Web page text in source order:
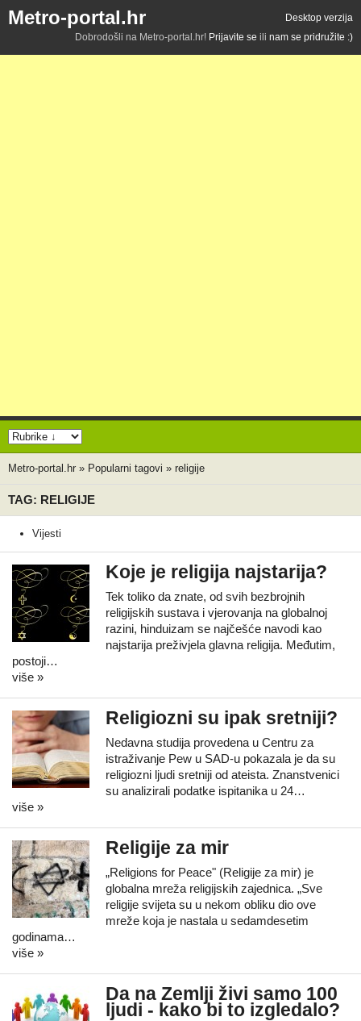
Metro-portal.hr
Desktop verzija
Dobrodošli na Metro-portal.hr! Prijavite se ili nam se pridružite :)
Metro-portal.hr » Popularni tagovi » religije
TAG: RELIGIJE
Vijesti
Koje je religija najstarija?
Tek toliko da znate, od svih bezbrojnih
religijskih sustava i vjerovanja na globalnoj
razini, hinduizam se najčešće navodi kao
najstarija preživjela glavna religija. Međutim,
postoji…
više »
Religiozni su ipak sretniji?
Nedavna studija provedena u Centru za
istraživanje Pew u SAD-u pokazala je da su
religiozni ljudi sretniji od ateista. Znanstvenici
su analizirali podatke ispitanika u 24…
više »
Religije za mir
„Religions for Peace" (Religije za mir) je
globalna mreža religijskih zajednica. „Sve
religije svijeta su u nekom obliku dio ove
mreže koja je nastala u sedamdesetim
godinama…
više »
Da na Zemlji živi samo 100
ljudi - kako bi to izgledalo?